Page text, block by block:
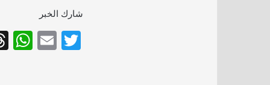
شارك الخبر
T
E
W